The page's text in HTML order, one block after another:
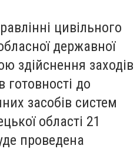
цивільного
державної
здійснення заходів
до
засобів систем
області 21
проведена